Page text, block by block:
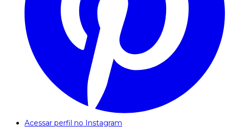
Acessar perfil no Instagram